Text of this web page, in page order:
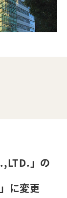
」の
に変更